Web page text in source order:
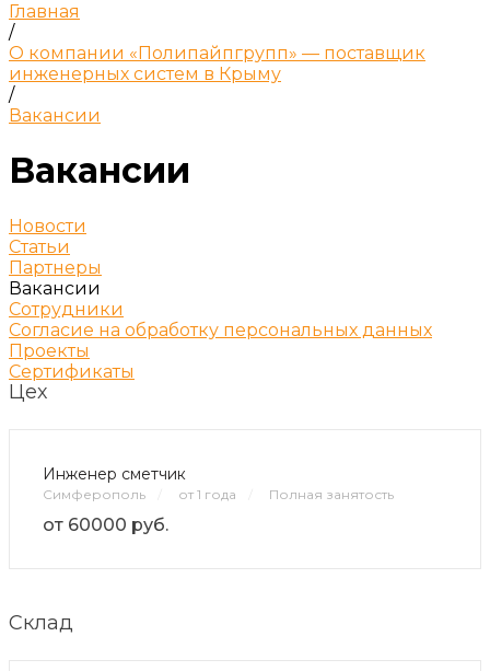
Главная
/
О компании «Полипайпгрупп» — поставщик
инженерных систем в Крыму
/
Вакансии
Вакансии
Новости
Статьи
Партнеры
Вакансии
Сотрудники
Согласие на обработку персональных данных
Проекты
Сертификаты
Цех
Инженер сметчик
Симферополь от 1 года Полная занятость
от 60000 руб.
Склад